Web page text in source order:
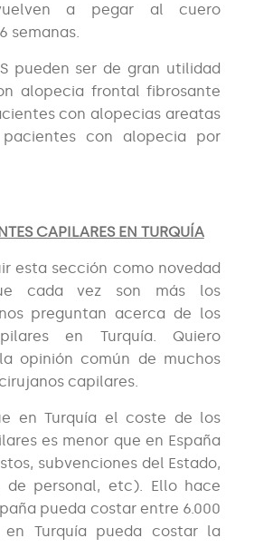
a pegar al cuero
semanas.
pueden ser de gran utilidad
alopecia frontal fibrosante
con alopecias areatas
con alopecia por
CAPILARES EN TURQUÍA
esta sección como novedad
cada vez son más los
preguntan acerca de los
en Turquía. Quiero
opinión común de muchos
capilares.
en Turquía el coste de los
es menor que en España
subvenciones del Estado,
de personal, etc). Ello hace
pueda costar entre 6.000
en Turquía pueda costar la